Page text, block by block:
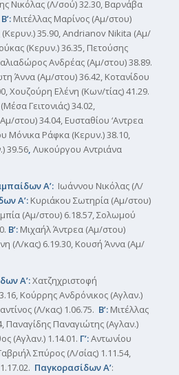
Νικόλας (Λ/σού) 32.30, Βαρνάβα
Β’: Μιτέλλας Μαρίνος (Αμ/στου)
35.90, Andrianov Nikita (Αμ/
(Κερυν.) 36.35, Πετούσης
Ανδρέας (Αμ/στου) 38.89.
Άννα (Αμ/στου) 36.42, Κοτανίδου
Χουζούρη Ελένη (Κων/τίας) 41.29.
Γειτονιάς) 34.02,
στου) 34.04, Ευσταθίου ‘Αντρεα
Μόνικα Ράφκα (Κερυν.) 38.10,
39.56, Λυκούργου Αντριάνα
Α’: Ιωάννου Νικόλας (Λ/
Α’: Κυριάκου Σωτηρία (Αμ/στου)
(Αμ/στου) 6.18.57, Σολωμού
Β’: Μιχαήλ Άντρεα (Αμ/στου)
(Λ/κας) 6.19.30, Κουσή Άννα (Αμ/
Α’:Χατζηχριστοφή
Κούρρης Ανδρόνικος (Αγλαν.)
(Λ/κας) 1.06.75. Β’: Μιτέλλας
Παναγίδης Παναγιώτης (Αγλαν.)
(Αγλαν.) 1.14.01. Γ’:Αντωνίου
Σπύρος (Λ/σίας) 1.11.54,
Παγκορασίδων Α’: